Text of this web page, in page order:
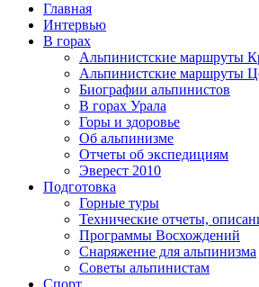
Главная
Интервью
В горах
Альпинистские маршруты
Альпинистские маршруты
Биографии альпинистов
В горах Урала
Горы и здоровье
Об альпинизме
Отчеты об экспедициям
Эверест 2010
Подготовка
Горные туры
Технические отчеты,
Программы Восхождений
Снаряжение для альпинизма
Советы альпинистам
Спорт